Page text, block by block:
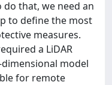
do that, we need an
to define the most
measures.
a LiDAR
model
for remote